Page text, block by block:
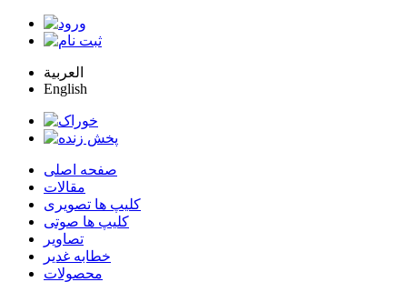
العربية
English
صفحه اصلی
مقالات
کلیپ ها تصویری
کلیپ ها صوتی
تصاویر
خطابه غدیر
محصولات